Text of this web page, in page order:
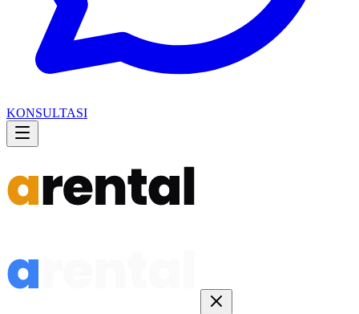
KONSULTASI